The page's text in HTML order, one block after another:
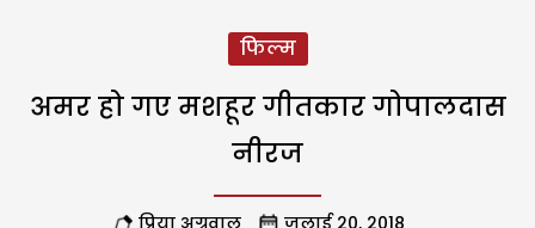
फिल्म
अमर हो गए मशहूर गीतकार गोपालदास
नीरज
प्रिया अग्रवाल जुलाई 20, 2018